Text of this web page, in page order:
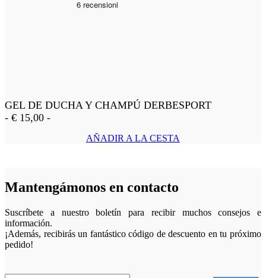
GEL DE DUCHA Y CHAMPÚ DERBESPORT
- € 15,00 -
AÑADIR A LA CESTA
Mantengámonos en contacto
Suscríbete a nuestro boletín para recibir muchos consejos e
información.
¡Además, recibirás un fantástico código de descuento en tu próximo
pedido!